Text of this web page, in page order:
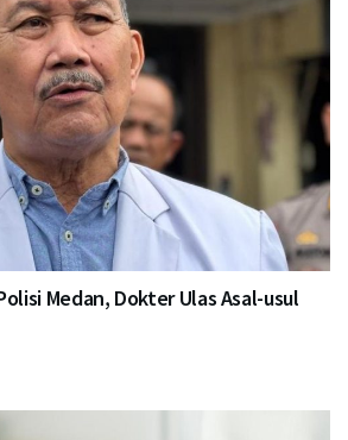
Medan, Dokter Ulas Asal-usul